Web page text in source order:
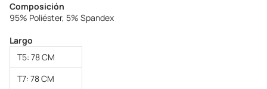
Composición
95% Poliéster, 5% Spandex
Largo
T5: 78 CM
T7: 78 CM